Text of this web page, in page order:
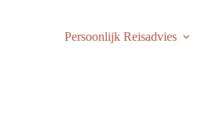
Persoonlijk Reisadvies